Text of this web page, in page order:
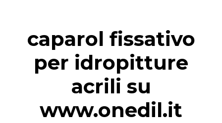
caparol fissativo
per idropitture
acrili su
www.onedil.it